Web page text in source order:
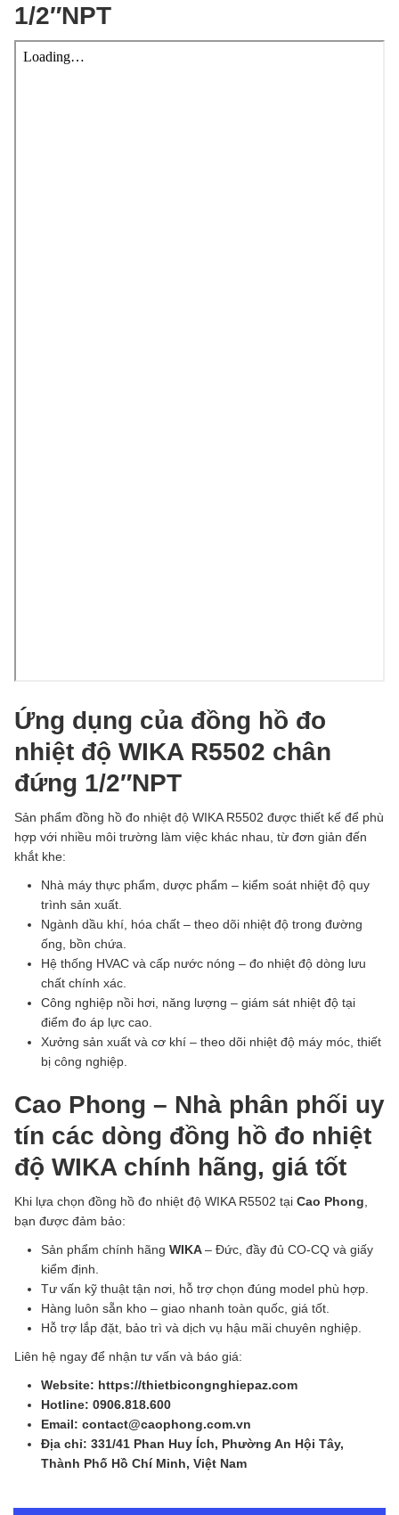
1/2″NPT
Ứng dụng của đồng hồ đo
nhiệt độ WIKA R5502 chân
đứng 1/2″NPT
Sản phẩm đồng hồ đo nhiệt độ WIKA R5502 được thiết kế để phù
hợp với nhiều môi trường làm việc khác nhau, từ đơn giản đến
khắt khe:
Nhà máy thực phẩm, dược phẩm – kiểm soát nhiệt độ quy
trình sản xuất.
Ngành dầu khí, hóa chất – theo dõi nhiệt độ trong đường
ống, bồn chứa.
Hệ thống HVAC và cấp nước nóng – đo nhiệt độ dòng lưu
chất chính xác.
Công nghiệp nồi hơi, năng lượng – giám sát nhiệt độ tại
điểm đo áp lực cao.
Xưởng sản xuất và cơ khí – theo dõi nhiệt độ máy móc, thiết
bị công nghiệp.
Cao Phong – Nhà phân phối uy
tín các dòng đồng hồ đo nhiệt
độ WIKA chính hãng, giá tốt
Khi lựa chọn đồng hồ đo nhiệt độ WIKA R5502 tại Cao Phong,
bạn được đảm bảo:
Sản phẩm chính hãng WIKA– Đức, đầy đủ CO-CQ và giấy
kiểm định.
Tư vấn kỹ thuật tận nơi, hỗ trợ chọn đúng model phù hợp.
Hàng luôn sẵn kho – giao nhanh toàn quốc, giá tốt.
Hỗ trợ lắp đặt, bảo trì và dịch vụ hậu mãi chuyên nghiệp.
Liên hệ ngay để nhận tư vấn và báo giá:
Website: https://thietbicongnghiepaz.com
Hotline: 0906.818.600
Email: contact@caophong.com.vn
Địa chỉ: 331/41 Phan Huy Ích, Phường An Hội Tây,
Thành Phố Hồ Chí Minh, Việt Nam